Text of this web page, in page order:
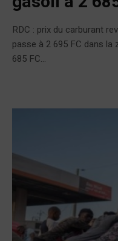
RDC : prix du carburant
passe à 2 695 FC dans
685 FC...